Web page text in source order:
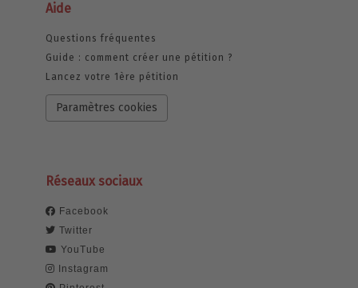
Aide
Questions fréquentes
Guide : comment créer une pétition ?
Lancez votre 1ère pétition
Paramètres cookies
Réseaux sociaux
Facebook
Twitter
YouTube
Instagram